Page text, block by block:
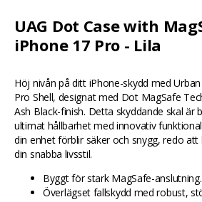
UAG Dot Case with
iPhone 17 Pro - Lila
Höj nivån på ditt iPhone-skydd med
Pro Shell, designat med Dot MagSafe
Ash Black-finish. Detta skyddande skal är
ultimat hållbarhet med innovativ
din enhet förblir säker och snygg, redo
din snabba livsstil.
Byggt för stark MagSafe-anslutning.
Överlägset fallskydd med robust,